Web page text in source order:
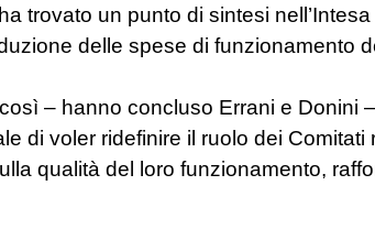
trovato un punto di sintesi
delle spese di funzionamento
– hanno concluso Errani e Donini
di voler ridefinire il ruolo dei
qualità del loro funzionamento,